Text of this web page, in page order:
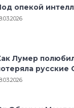
опекой
Лумер
русские